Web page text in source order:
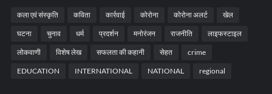
कला एवं संस्कृति कविता कार्रवाई कोरोना कोरोना अलर्ट खेल
घटना चुनाव धर्म प्रदर्शन मनोरंजन राजनीति लाइफस्टाइल
लोकवाणी विशेष लेख सफलता की कहानी सेहत crime
EDUCATION INTERNATIONAL NATIONAL regional